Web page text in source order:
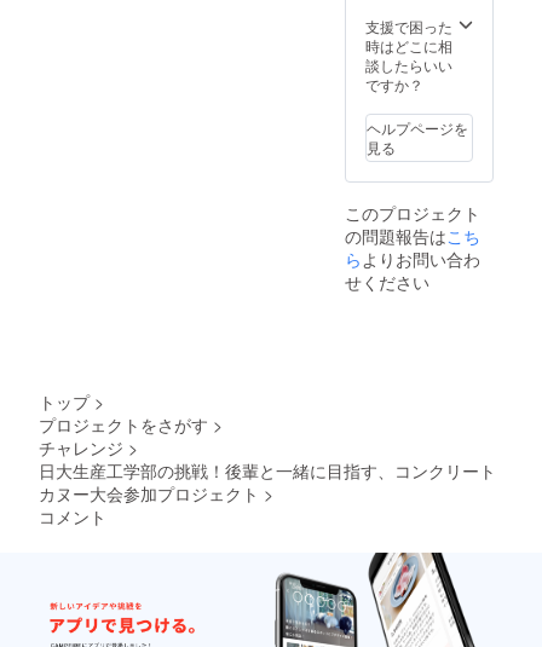
支援で困った
時はどこに相
談したらいい
ですか？
ヘルプページを
見る
このプロジェクト
の問題報告はこち
らよりお問い合わ
せください
トップ >
プロジェクトをさがす >
チャレンジ >
日大生産工学部の挑戦！後輩と一緒に目指す、コンクリート
カヌー大会参加プロジェクト >
コメント